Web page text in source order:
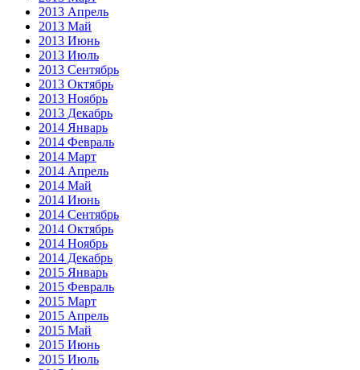
2013 Апрель
2013 Май
2013 Июнь
2013 Июль
2013 Сентябрь
2013 Октябрь
2013 Ноябрь
2013 Декабрь
2014 Январь
2014 Февраль
2014 Март
2014 Апрель
2014 Май
2014 Июнь
2014 Сентябрь
2014 Октябрь
2014 Ноябрь
2014 Декабрь
2015 Январь
2015 Февраль
2015 Март
2015 Апрель
2015 Май
2015 Июнь
2015 Июль